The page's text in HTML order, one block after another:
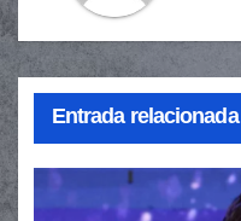
Entrada relacionada